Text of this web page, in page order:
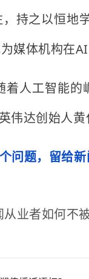
持之以恒地
媒体机构在
着人工智能
伟达创始人
问题，留给
业者如何不